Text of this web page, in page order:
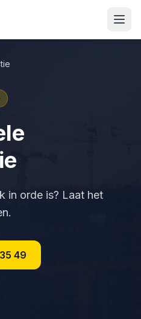
in orde is? Laat het
49